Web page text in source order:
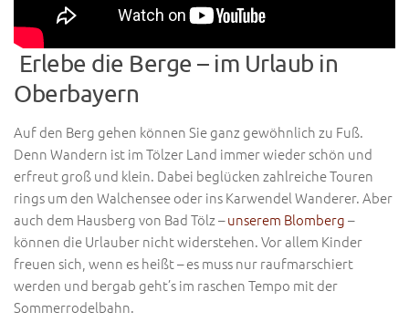
Erlebe die Berge – im Urlaub in
Oberbayern
Auf den Berg gehen können Sie ganz gewöhnlich zu Fuß.
Denn Wandern ist im Tölzer Land immer wieder schön und
erfreut groß und klein. Dabei beglücken zahlreiche Touren
rings um den Walchensee oder ins Karwendel Wanderer. Aber
auch dem Hausberg von Bad Tölz –unserem Blomberg–
können die Urlauber nicht widerstehen. Vor allem Kinder
freuen sich, wenn es heißt – es muss nur raufmarschiert
werden und bergab geht’s im raschen Tempo mit der
Sommerrodelbahn.